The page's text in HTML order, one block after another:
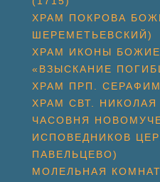
ХРАМ ПОКРОВА
ШЕРЕМЕТЬЕВСКИЙ)
ХРАМ ИКОНЫ
«ВЗЫСКАНИЕ
ХРАМ ПРП.
ХРАМ СВТ.
ЧАСОВНЯ
ИСПОВЕДНИКОВ
ПАВЕЛЬЦЕВО)
МОЛЕЛЬНАЯ